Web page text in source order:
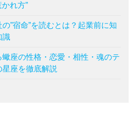
かれ方”
”宿命”を読むとは？起業前に知
識
座の性格・恋愛・相性・魂のテ
座を徹底解説